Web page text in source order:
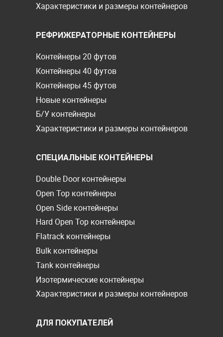
Характеристики и размеры контейнеров
РЕФРИЖЕРАТОРНЫЕ КОНТЕЙНЕРЫ
Контейнеры 20 футов
Контейнеры 40 футов
Контейнеры 45 футов
Новые контейнеры
Б/У контейнеры
Характеристики и размеры контейнеров
СПЕЦИАЛЬНЫЕ КОНТЕЙНЕРЫ
Double Door контейнеры
Open Top контейнеры
Open Side контейнеры
Hard Open Top контейнеры
Flatrack контейнеры
Bulk контейнеры
Tank контейнеры
Изотермические контейнеры
Характеристики и размеры контейнеров
ДЛЯ ПОКУПАТЕЛЕЙ